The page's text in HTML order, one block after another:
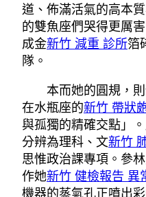
道、佈滿活氣的高本
的雙魚座們哭得更厲
成金新竹 減重 診所箔
隊。
本而她的圓規，
在水瓶座的新竹 帶狀
與孤獨的精確交點」
分辨為理科、文新竹
思惟政治課專項。參
作她新竹 健檢報告 異
機器的蒸氣孔正噴出